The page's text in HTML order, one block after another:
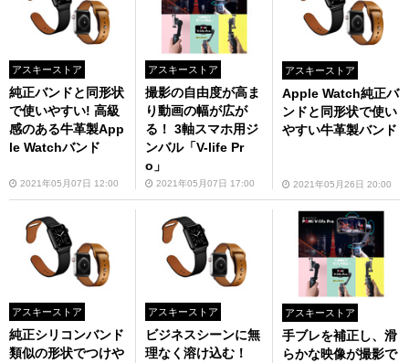
アスキーストア
純正バンドと同形状
で使いやすい! 高級
感のある牛革製App
le Watchバンド
2021年05月07日 12:00
アスキーストア
撮影の自由度が高ま
り動画の幅が広が
る！ 3軸スマホ用ジ
ンバル「V-life Pr
o」
2021年05月07日 17:00
アスキーストア
Apple Watch純正バ
ンドと同形状で使い
やすい牛革製バンド
2021年05月26日 20:00
アスキーストア
純正シリコンバンド
類似の形状でつけや
アスキーストア
ビジネスシーンに無
理なく溶け込む！
アスキーストア
手ブレを補正し、滑
らかな映像が撮影で